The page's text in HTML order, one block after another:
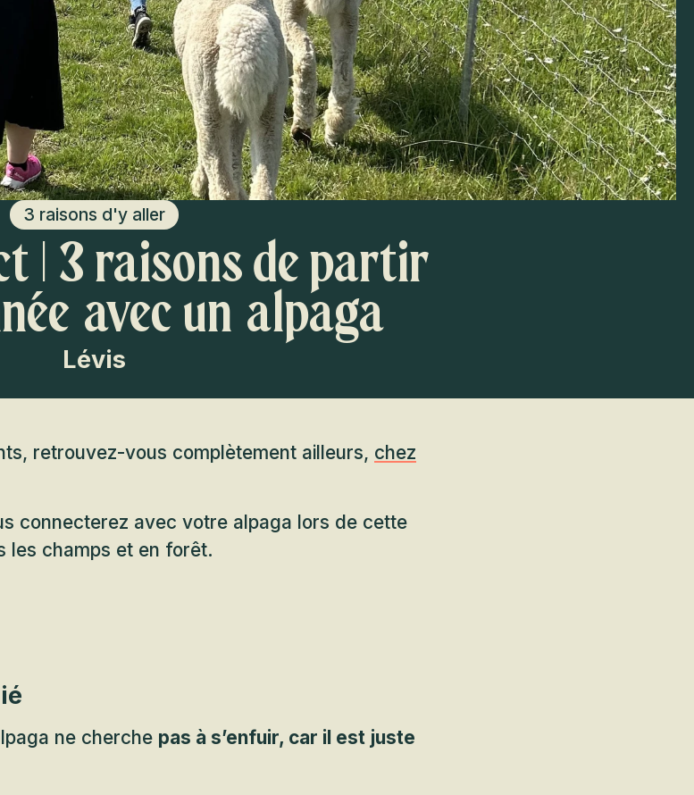
3 raisons d'y aller
| 3 raisons de partir
avec un alpaga
Lévis
retrouvez-vous complètement ailleurs, chez
connecterez avec votre alpaga lors de cette
les champs et en forêt.
ne cherche pas à s’enfuir, car il est juste